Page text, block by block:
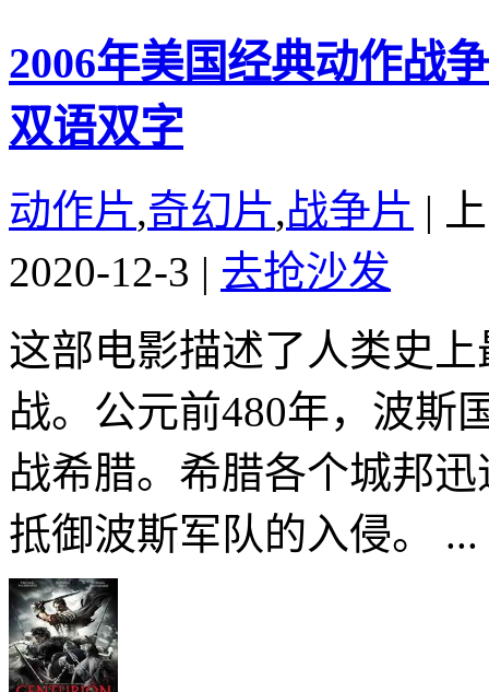
2006年美国经典动作战
双语双字
动作片,奇幻片,战争片 |
2020-12-3 | 去抢沙发
这部电影描述了人类史
战。公元前480年，波斯
战希腊。希腊各个城邦
抵御波斯军队的入侵。 ...